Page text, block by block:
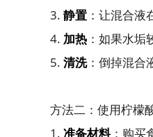
3. 静置 ：让混合液
4. 加热 ：如果水
5. 清洗：倒掉混合
方法二：使用柠檬
1. 准备材料：购买